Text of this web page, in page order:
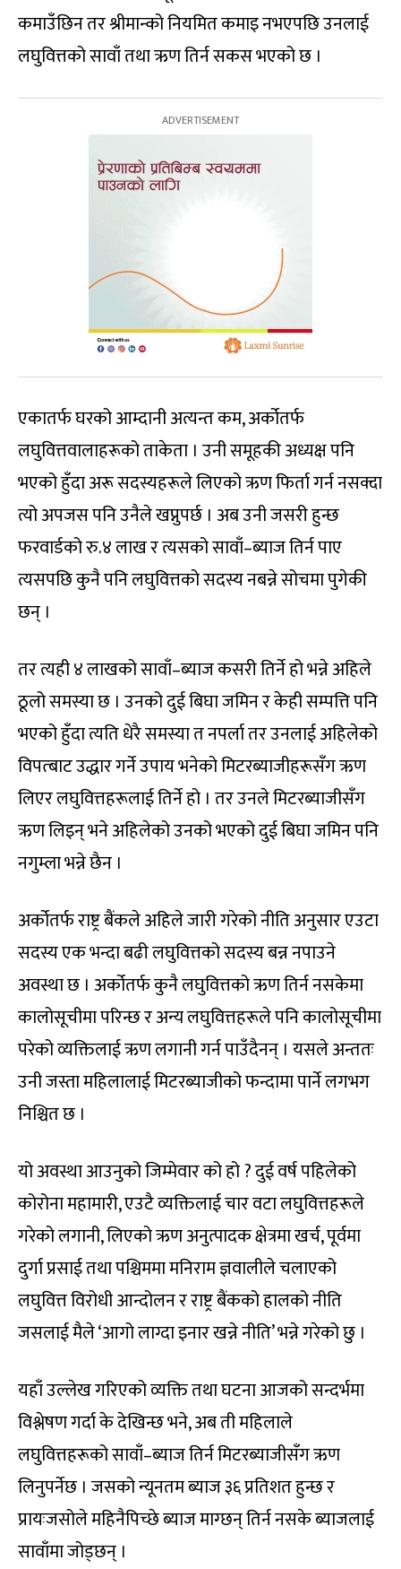
कमाउँछिन तर श्रीमान्को नियमित कमाइ नभएपछि उनलाई
लघुवित्तको सावाँ तथा ऋण तिर्न सकस भएको छ ।
एकातर्फ घरको आम्दानी अत्यन्त कम, अर्कोतर्फ
लघुवित्तवालाहरूको ताकेता । उनी समूहकी अध्यक्ष पनि
भएको हुँदा अरू सदस्यहरूले लिएको ऋण फिर्ता गर्न नसक्दा
त्यो अपजस पनि उनैले खप्नुपर्छ । अब उनी जसरी हुन्छ
फरवार्डको रु.४ लाख र त्यसको सावाँ–ब्याज तिर्न पाए
त्यसपछि कुनै पनि लघुवित्तको सदस्य नबन्ने सोचमा पुगेकी
छन् ।
तर त्यही ४ लाखको सावाँ–ब्याज कसरी तिर्ने हो भन्ने अहिले
ठूलो समस्या छ । उनको दुई बिघा जमिन र केही सम्पत्ति पनि
भएको हुँदा त्यति धेरै समस्या त नपर्ला तर उनलाई अहिलेको
विपत्बाट उद्धार गर्ने उपाय भनेको मिटरब्याजीहरूसँग ऋण
लिएर लघुवित्तहरूलाई तिर्ने हो । तर उनले मिटरब्याजीसँग
ऋण लिइन् भने अहिलेको उनको भएको दुई बिघा जमिन पनि
नगुम्ला भन्ने छैन ।
अर्कोतर्फ राष्ट्र बैंकले अहिले जारी गरेको नीति अनुसार एउटा
सदस्य एक भन्दा बढी लघुवित्तको सदस्य बन्न नपाउने
अवस्था छ । अर्कोतर्फ कुनै लघुवित्तको ऋण तिर्न नसकेमा
कालोसूचीमा परिन्छ र अन्य लघुवित्तहरूले पनि कालोसूचीमा
परेको व्यक्तिलाई ऋण लगानी गर्न पाउँदैनन् । यसले अन्ततः
उनी जस्ता महिलालाई मिटरब्याजीको फन्दामा पार्ने लगभग
निश्चित छ ।
यो अवस्था आउनुको जिम्मेवार को हो ? दुई वर्ष पहिलेको
कोरोना महामारी, एउटै व्यक्तिलाई चार वटा लघुवित्तहरूले
गरेको लगानी, लिएको ऋण अनुत्पादक क्षेत्रमा खर्च, पूर्वमा
दुर्गा प्रसाई तथा पश्चिममा मनिराम ज्ञवालीले चलाएको
लघुवित्त विरोधी आन्दोलन र राष्ट्र बैंकको हालको नीति
जसलाई मैले ‘आगो लाग्दा इनार खन्ने नीति’ भन्ने गरेको छु ।
यहाँ उल्लेख गरिएको व्यक्ति तथा घटना आजको सन्दर्भमा
विश्लेषण गर्दा के देखिन्छ भने, अब ती महिलाले
लघुवित्तहरूको सावाँ–ब्याज तिर्न मिटरब्याजीसँग ऋण
लिनुपर्नेछ । जसको न्यूनतम ब्याज ३६ प्रतिशत हुन्छ र
प्रायःजसोले महिनैपिच्छे ब्याज माग्छन् तिर्न नसके ब्याजलाई
सावाँमा जोड्छन् ।